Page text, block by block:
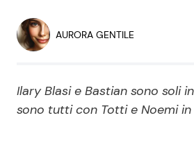
Persone Scomparse
AURORA GENTILE
Ilary Blasi e Bastian sono soli
sono tutti con Totti e Noemi